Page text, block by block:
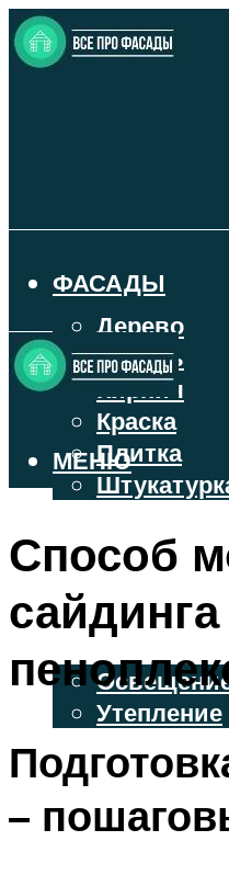
ФАСАДЫ
Дерево
Камень
Кирпич
Краска
Плитка
ОСВЕЩЕНИЕ
Утепление
ДЕКОР
МЕНЮ
МЕНЮ
Способ
–